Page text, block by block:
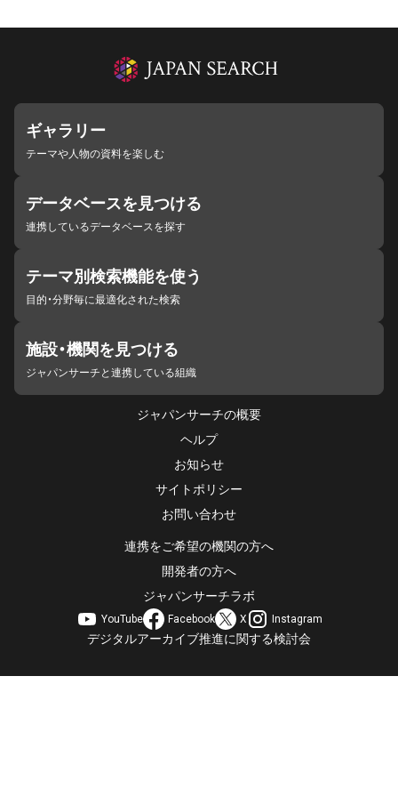
ギャラリー
テーマや人物の資料を楽しむ
データベースを見つける
連携しているデータベースを探す
テーマ別検索機能を使う
目的・分野毎に最適化された検索
施設・機関を見つける
ジャパンサーチと連携している組織
ジャパンサーチの概要
ヘルプ
お知らせ
サイトポリシー
お問い合わせ
連携をご希望の機関の方へ
開発者の方へ
ジャパンサーチラボ
YouTube Facebook X Instagram
デジタルアーカイブ推進に関する検討会